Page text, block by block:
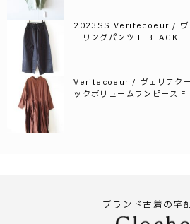
2023SS Veritecoeur / ヴ
ーリングパンツ F BLACK
Veritecoeur / ヴェリテク
ックボリュームワンピース
ブランド古着の宅